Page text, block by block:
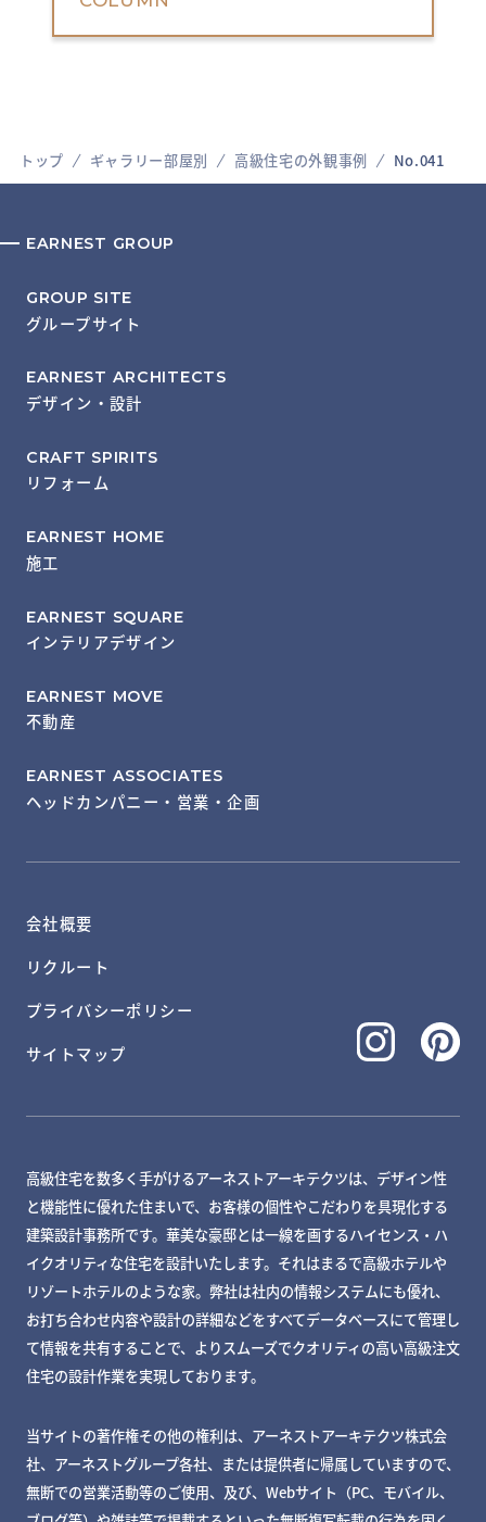
トップ ギャラリー部屋別 高級住宅の外観事例 No.041
EARNEST GROUP
GROUP SITE
グループサイト
EARNEST ARCHITECTS
デザイン・設計
CRAFT SPIRITS
リフォーム
EARNEST HOME
施工
EARNEST SQUARE
インテリアデザイン
EARNEST MOVE
不動産
EARNEST ASSOCIATES
ヘッドカンパニー・営業・企画
会社概要
リクルート
プライバシーポリシー
サイトマップ
高級住宅を数多く手がけるアーネストアーキテクツは、デザイン性
と機能性に優れた住まいで、お客様の個性やこだわりを具現化する
建築設計事務所です。華美な豪邸とは一線を画するハイセンス・ハ
イクオリティな住宅を設計いたします。それはまるで高級ホテルや
リゾートホテルのような家。弊社は社内の情報システムにも優れ、
お打ち合わせ内容や設計の詳細などをすべてデータベースにて管理し
て情報を共有することで、よりスムーズでクオリティの高い高級注文
住宅の設計作業を実現しております。
当サイトの著作権その他の権利は、アーネストアーキテクツ株式会
社、アーネストグループ各社、または提供者に帰属していますので、
無断での営業活動等のご使用、及び、Webサイト（PC、モバイル、